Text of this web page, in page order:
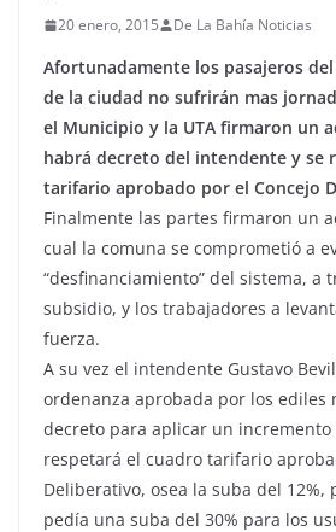
20 enero, 2015 De La Bahía Noticias
Afortunadamente los pasajeros
de la ciudad no sufrirán mas
el Municipio y la UTA firmaron un
habrá decreto del intendente y se
tarifario aprobado por el Concejo
Finalmente las partes firmaron un
cual la comuna se comprometió a
“desfinanciamiento” del sistema, a
subsidio, y los trabajadores a
fuerza.
A su vez el intendente Gustavo
ordenanza aprobada por los ediles
decreto para aplicar un incremento
respetará el cuadro tarifario
Deliberativo, osea la suba del 12%,
pedía una suba del 30% para los